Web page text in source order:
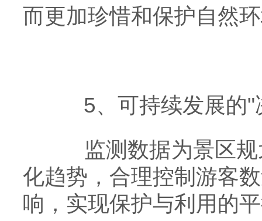
而更加珍惜和保护自然
​​5、可持续发展的"
监测数据为景区规
化趋势，合理控制游客
响，实现保护与利用的